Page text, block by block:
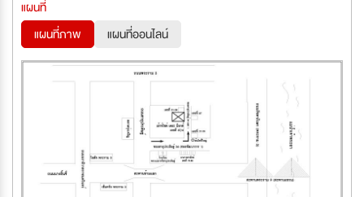
แผนที่
แผนที่ภาพ
แผนที่ออนไลน์